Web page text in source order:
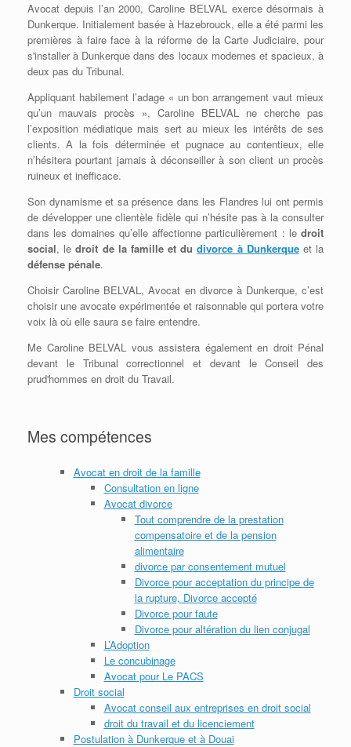
Avocat depuis l’an 2000, Caroline BELVAL exerce désormais à
Dunkerque. Initialement basée à Hazebrouck, elle a été parmi les
premières à faire face à la réforme de la Carte Judiciaire, pour
s'installer à Dunkerque dans des locaux modernes et spacieux, à
deux pas du Tribunal.
Appliquant habilement l’adage « un bon arrangement vaut mieux
qu’un mauvais procès », Caroline BELVAL ne cherche pas
l’exposition médiatique mais sert au mieux les intérêts de ses
clients. A la fois déterminée et pugnace au contentieux, elle
n’hésitera pourtant jamais à déconseiller à son client un procès
ruineux et inefficace.
Son dynamisme et sa présence dans les Flandres lui ont permis
de développer une clientèle fidèle qui n’hésite pas à la consulter
dans les domaines qu’elle affectionne particulièrement : le droit
social, ledroit de la famille et dudivorce à Dunkerqueet la
défense pénale.
Choisir Caroline BELVAL, Avocat en divorce à Dunkerque, c’est
choisir une avocate expérimentée et raisonnable qui portera votre
voix là où elle saura se faire entendre.
Me Caroline BELVAL vous assistera également en droit Pénal
devant le Tribunal correctionnel et devant le Conseil des
prud'hommes en droit du Travail.
Mes compétences
Avocat en droit de la famille
Consultation en ligne
Avocat divorce
Tout comprendre de la prestation
compensatoire et de la pension
alimentaire
divorce par consentement mutuel
Divorce pour acceptation du principe de
la rupture, Divorce accepté
Divorce pour faute
Divorce pour altération du lien conjugal
L’Adoption
Le concubinage
Avocat pour Le PACS
Droit social
Avocat conseil aux entreprises en droit social
droit du travail et du licenciement
Postulation à Dunkerque et à Douai